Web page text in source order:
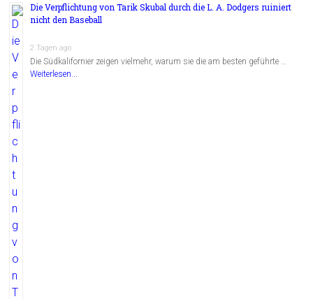
Die Verpflichtung von Tarik Skubal durch die L. A. Dodgers ruiniert
nicht den Baseball
2 Tagen ago
Die Südkalifornier zeigen vielmehr, warum sie die am besten geführte …
Weiterlesen...